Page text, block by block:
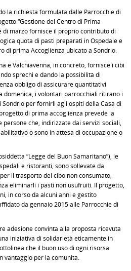
la richiesta formulata dalle Parrocchie di
“Gestione del Centro di Prima
di marzo fornisce il proprio contributo di
quota di pasti preparati in Ospedale e
di prima Accoglienza ubicato a Sondrio.
e Valchiavenna, in concreto, fornisce i cibi
sprechi e dando la possibilità di
obbligo di assicurare quantitativi
domenica, i volontari parrocchiali ritirano i
per fornirli agli ospiti della Casa di
di prima accoglienza prevede la
che, indirizzate dai servizi sociali,
o sono in attesa di occupazione o
“Legge del Buon Samaritano”), le
e ristoranti, sono sollevate da
il trasporto del cibo non consumato;
eliminarli i pasti non usufruiti. Il progetto,
in corso da alcuni anni e gestito
da gennaio 2015 alle Parrocchie di
adesione convinta alla proposta ricevuta
iniziativa di solidarietà eticamente in
che il buon uso di ogni risorsa
vantaggio per la comunità.